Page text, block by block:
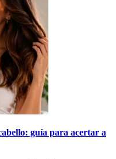
guía para acertar a